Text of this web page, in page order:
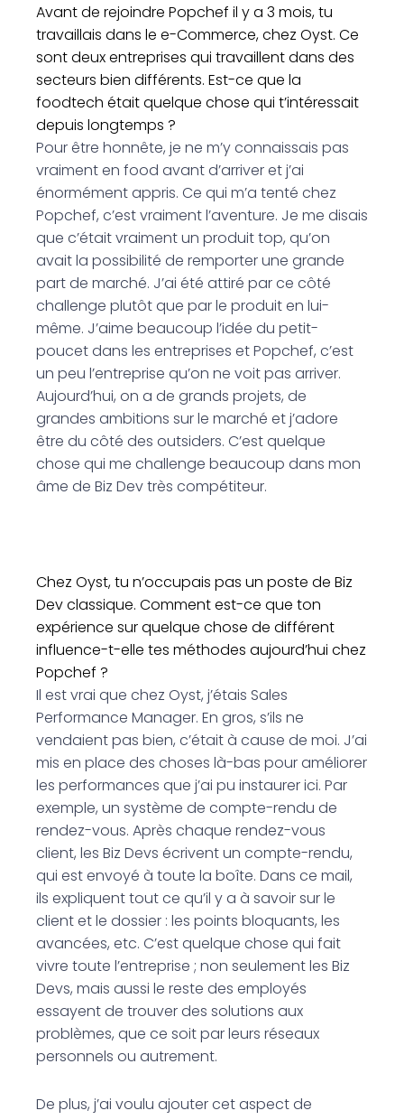
Avant de rejoindre Popchef il y a 3 mois, tu
travaillais dans le e-Commerce, chez Oyst. Ce
sont deux entreprises qui travaillent dans des
secteurs bien différents. Est-ce que la
foodtech était quelque chose qui t’intéressait
depuis longtemps ?
Pour être honnête, je ne m’y connaissais pas
vraiment en food avant d’arriver et j’ai
énormément appris. Ce qui m’a tenté chez
Popchef, c’est vraiment l’aventure. Je me disais
que c’était vraiment un produit top, qu’on
avait la possibilité de remporter une grande
part de marché. J’ai été attiré par ce côté
challenge plutôt que par le produit en lui-
même. J’aime beaucoup l’idée du petit-
poucet dans les entreprises et Popchef, c’est
un peu l’entreprise qu’on ne voit pas arriver.
Aujourd’hui, on a de grands projets, de
grandes ambitions sur le marché et j’adore
être du côté des outsiders. C’est quelque
chose qui me challenge beaucoup dans mon
âme de Biz Dev très compétiteur.
Chez Oyst, tu n’occupais pas un poste de Biz
Dev classique. Comment est-ce que ton
expérience sur quelque chose de différent
influence-t-elle tes méthodes aujourd’hui chez
Popchef ?
Il est vrai que chez Oyst, j’étais Sales
Performance Manager. En gros, s’ils ne
vendaient pas bien, c’était à cause de moi. J’ai
mis en place des choses là-bas pour améliorer
les performances que j’ai pu instaurer ici. Par
exemple, un système de compte-rendu de
rendez-vous. Après chaque rendez-vous
client, les Biz Devs écrivent un compte-rendu,
qui est envoyé à toute la boîte. Dans ce mail,
ils expliquent tout ce qu’il y a à savoir sur le
client et le dossier : les points bloquants, les
avancées, etc. C’est quelque chose qui fait
vivre toute l’entreprise ; non seulement les Biz
Devs, mais aussi le reste des employés
essayent de trouver des solutions aux
problèmes, que ce soit par leurs réseaux
personnels ou autrement.
De plus, j’ai voulu ajouter cet aspect de